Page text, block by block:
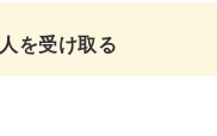
を受け取る